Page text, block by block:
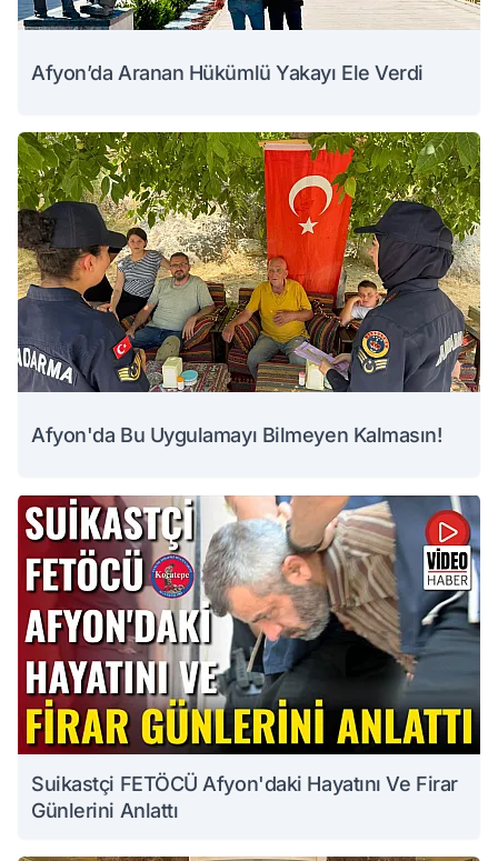
Afyon’da Aranan Hükümlü Yakayı Ele Verdi
Afyon'da Bu Uygulamayı Bilmeyen Kalmasın!
Suikastçi FETÖCÜ Afyon'daki Hayatını Ve Firar
Günlerini Anlattı